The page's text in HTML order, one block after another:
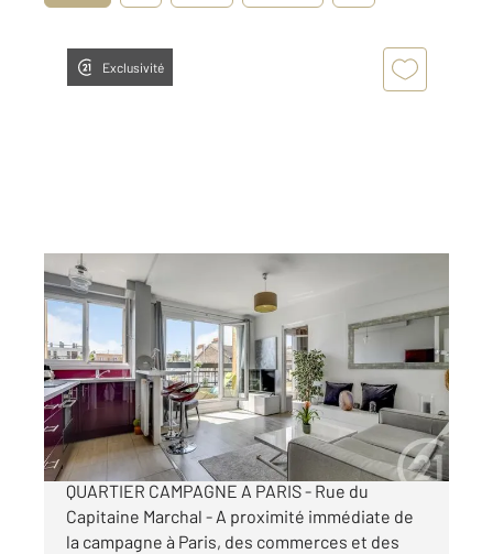
Exclusivité
PARIS 75020
36 m2, 2 pièces
Ref : 10355
Appartement F2 à vendre
365 000 €
ENSOLEILLE, CALME, VUE DEGAGEE
QUARTIER CAMPAGNE A PARIS - Rue du
Capitaine Marchal - A proximité immédiate de
la campagne à Paris, des commerces et des